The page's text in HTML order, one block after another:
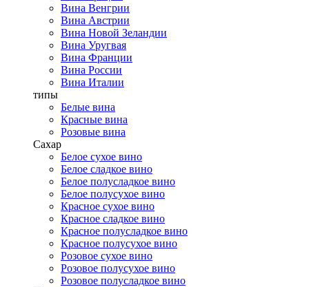
Вина Венгрии
Вина Австрии
Вина Новой Зеландии
Вина Уругвая
Вина Франции
Вина России
Вина Италии
типы
Белые вина
Красные вина
Розовые вина
Сахар
Белое сухое вино
Белое сладкое вино
Белое полусладкое вино
Белое полусухое вино
Красное сухое вино
Красное сладкое вино
Красное полусладкое вино
Красное полусухое вино
Розовое сухое вино
Розовое полусухое вино
Розовое полусладкое вино